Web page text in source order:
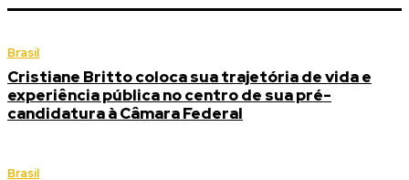
Brasil
Cristiane Britto coloca sua trajetória de vida e
experiência pública no centro de sua pré-
candidatura à Câmara Federal
Brasil